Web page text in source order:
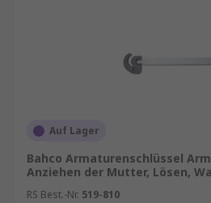
Auf Lager
Bahco Armaturenschlüssel
Anziehen der Mutter, Lösen,
RS Best.-Nr. 519-810